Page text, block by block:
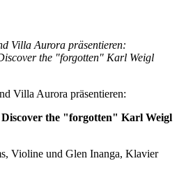
Villa Aurora präsentieren:
the "forgotten" Karl Weigl
Villa Aurora präsentieren:
Discover the "forgotten" Karl Weigl
Violine und Glen Inanga, Klavier